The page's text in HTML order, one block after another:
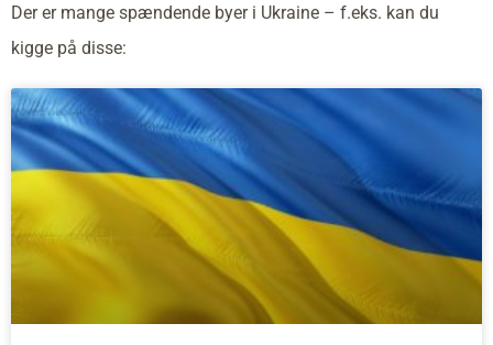
Der er mange spændende byer i Ukraine – f.eks. kan du
kigge på disse: